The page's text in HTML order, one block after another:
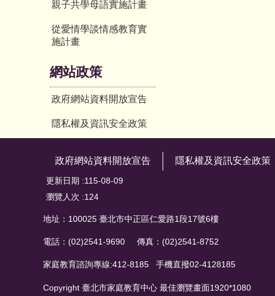
親子共學母語實施計畫
從愛情學談情感教育實
施計畫
網站政策
政府網站資料開放宣告
隱私權及資訊安全政策
政府網站資料開放宣告 隱私權及資訊安全政策
更新日期
115-08-09
瀏覽人次
124
地址：100025 臺北市中正區仁愛路1段17號6樓
電話：(02)2541-9690 傳真：(02)2541-8752
家庭教育諮詢專線:412-8185 手機直撥02-4128185
Copyright 臺北市家庭教育中心 最佳瀏覽畫面1920*1080